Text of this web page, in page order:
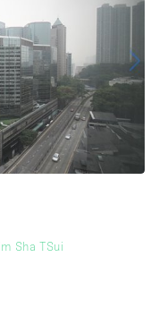
Sha TSui